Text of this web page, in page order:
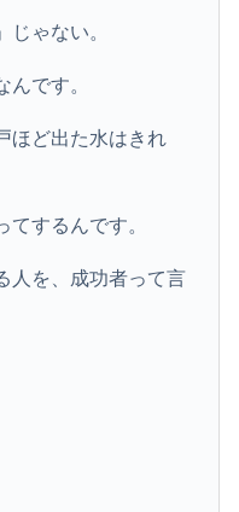
じゃない。
です。
ほど出た水はきれ
てするんです。
人を、成功者って言